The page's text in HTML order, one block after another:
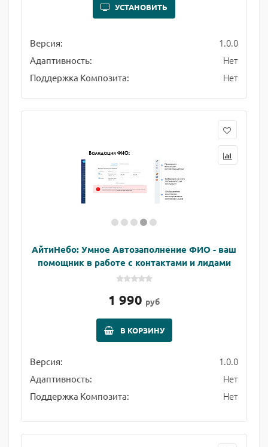
УСТАНОВИТЬ
Версия: 1.0.0
Адаптивность: Нет
Поддержка Композита: Нет
АйтиНебо: Умное Автозаполнение ФИО - ваш
помощник в работе с контактами и лидами
1 990 руб
В КОРЗИНУ
Версия: 1.0.0
Адаптивность: Нет
Поддержка Композита: Нет